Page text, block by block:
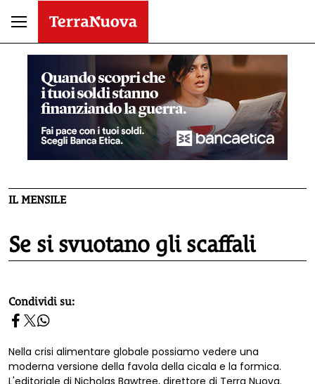
IL MENSILE
Se si svuotano gli scaffali
homepage h2
Condividi su:
Nella crisi alimentare globale possiamo vedere una
moderna versione della favola della cicala e la formica.
L'editoriale di Nicholas Bawtree, direttore di Terra Nuova.